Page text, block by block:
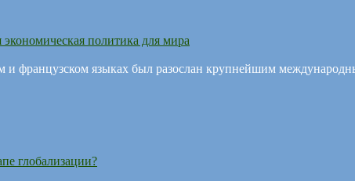
политика для мира
и французском языках был разослан крупнейшим
глобализации?